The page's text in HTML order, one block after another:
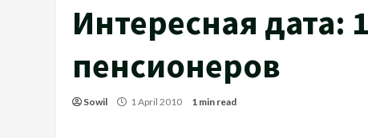
Интересная дата:
пенсионеров
Sowil 1 April 2010 1 min read